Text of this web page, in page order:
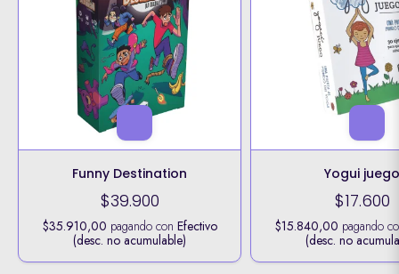
Funny Destination
$39.900
$35.910,00 pagando con Efectivo
(desc. no acumulable)
Yogui
$17.600
$15.840,00 pagando
(desc. no